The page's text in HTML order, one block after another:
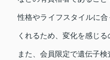
性格やライフスタイルに
くれるため、変化を感じる
また、会員限定で遺伝子検